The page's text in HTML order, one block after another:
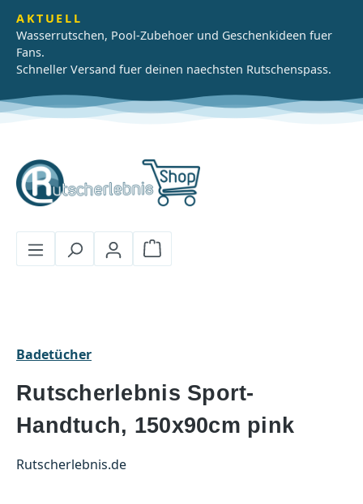
Zum Hauptinhalt springen
AKTUELL
Wasserrutschen, Pool-Zubehoer und Geschenkideen fuer
Fans.
Schneller Versand fuer deinen naechsten Rutschenspass.
Warenkorb enthält 0
Badetücher
Rutscherlebnis Sport-
Handtuch, 150x90cm pink
Rutscherlebnis.de